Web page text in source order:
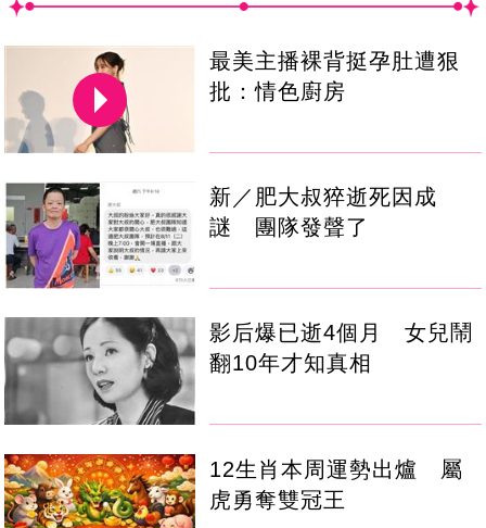
最美主播裸背挺孕肚遭狠
批：情色廚房
新／肥大叔猝逝死因成
謎 團隊發聲了
影后爆已逝4個月 女兒鬧
翻10年才知真相
12生肖本周運勢出爐 屬
虎勇奪雙冠王